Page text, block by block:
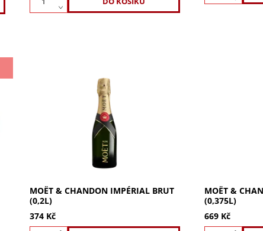
Moët & Chandon Impérial Brut 0,2l je
ikonické šampaňské pro každou
oslavu. Poprvé vytvořené v roce 1869,
nabízí jasnou ovocnost, svůdnou chuť
MOËT & CHANDON IMPÉRIAL BRUT
(0,2L)
374 Kč
Moët &
- ikonické
ovocnost,
zralost,
MOËT &
(0,375L)
669 Kč